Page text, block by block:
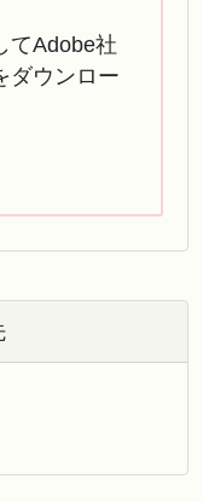
てAdobe社
ダウンロー